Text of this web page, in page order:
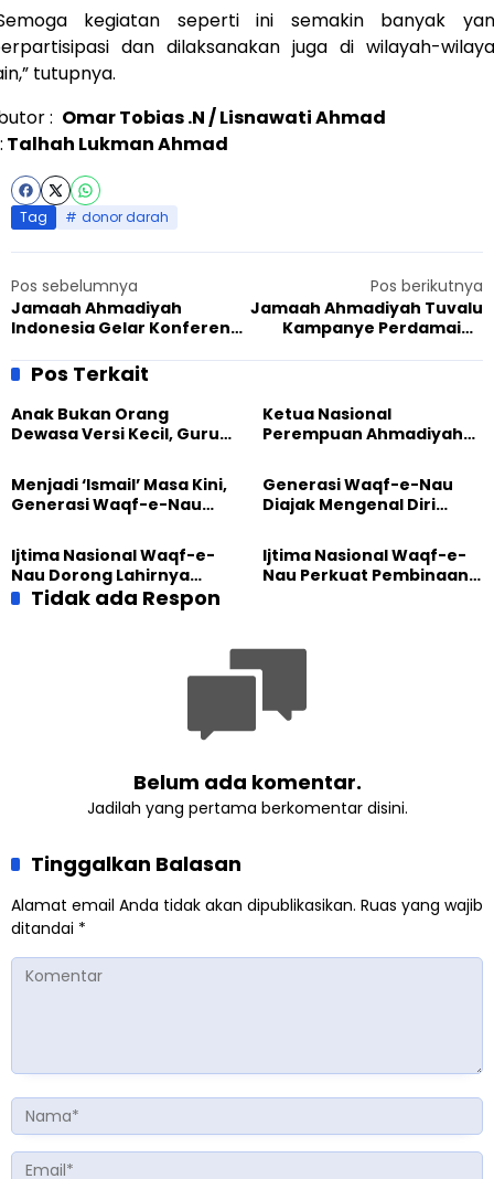
kegiatan seperti ini semakin banyak
dan dilaksanakan juga di wilayah-
tutupnya.
: Omar Tobias .N / Lisnawati Ahmad
Talhah Lukman Ahmad
Tag donor darah
Pos sebelumnya
Jamaah Ahmadiyah
Indonesia Gelar Konferensi
Pos berikutnya
Jamaah Ahmadiyah Tuvalu
Kampanye Perdamaian
Pos Terkait
Anak Bukan Orang
Dewasa Versi Kecil, Guru
Pendidikan BERLIAN
Ketua Nasional
Perempuan Ahmadiyah
Besar Universitas
Terbuka
Menjadi ‘Ismail’ Masa Kini,
Generasi Waqf-e-Nau
Pengabdian
Generasi Waqf-e-Nau
Diajak Mengenal Diri
Dunia
Ijtima Nasional Waqf-e-
Nau Dorong Lahirnya
Generasi Pengkhidmat
Ijtima Nasional Waqf-e-
Nau Perkuat Pembinaan
Tidak ada Respon
Belum ada komentar.
Jadilah yang pertama berkomentar disini.
Tinggalkan Balasan
Alamat email Anda tidak akan dipublikasikan. Ruas yang wajib
ditandai *